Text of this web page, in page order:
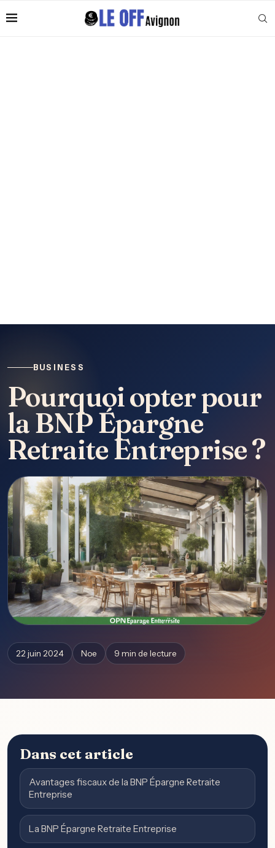
BUSINESS
Pourquoi opter pour
la BNP Épargne
Retraite Entreprise ?
22 juin 2024 Noe 9 min de lecture
Dans cet article
Avantages fiscaux de la BNP Épargne Retraite
Entreprise
La BNP Épargne Retraite Entreprise